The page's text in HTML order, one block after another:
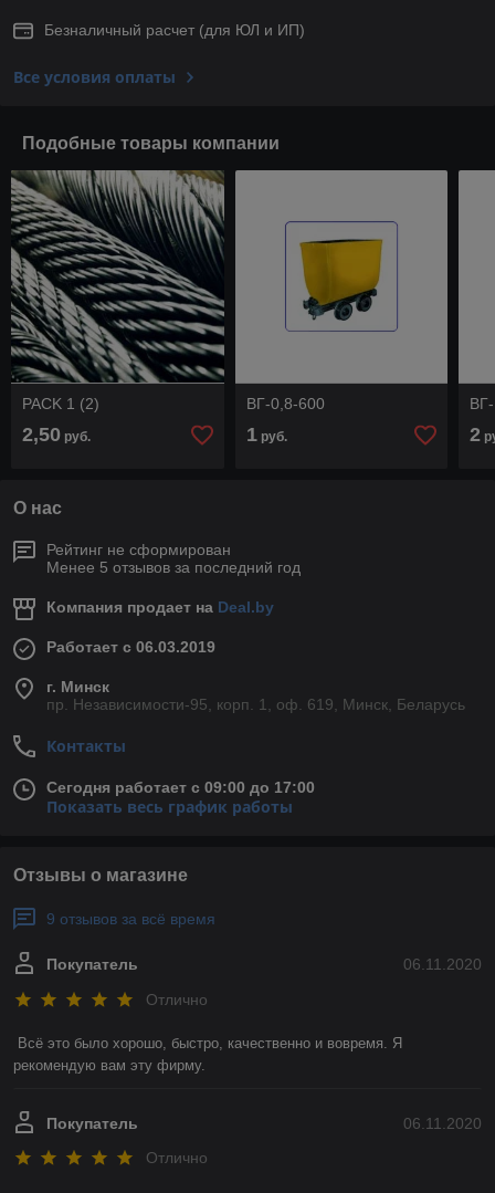
Безналичный расчет (для ЮЛ и ИП)
Все условия оплаты
Подобные товары компании
PACK 1 (2)
2,50 руб.
ВГ-0,8-600
1руб. 2
О нас
Рейтинг не сформирован
Менее 5 отзывов за последний год
Компания продает на Deal.by
Работает с 06.03.2019
г. Минск
пр. Независимости-95, корп. 1, оф. 619, Минск, Беларусь
Контакты
Сегодня работает с 09:00 до 17:00
Показать весь график работы
Отзывы о магазине
9 отзывов за всё время
06.11.2020
Покупатель
Отлично
Всё это было хорошо, быстро, качественно и вовремя. Я
рекомендую вам эту фирму.
06.11.2020
Покупатель
Отлично